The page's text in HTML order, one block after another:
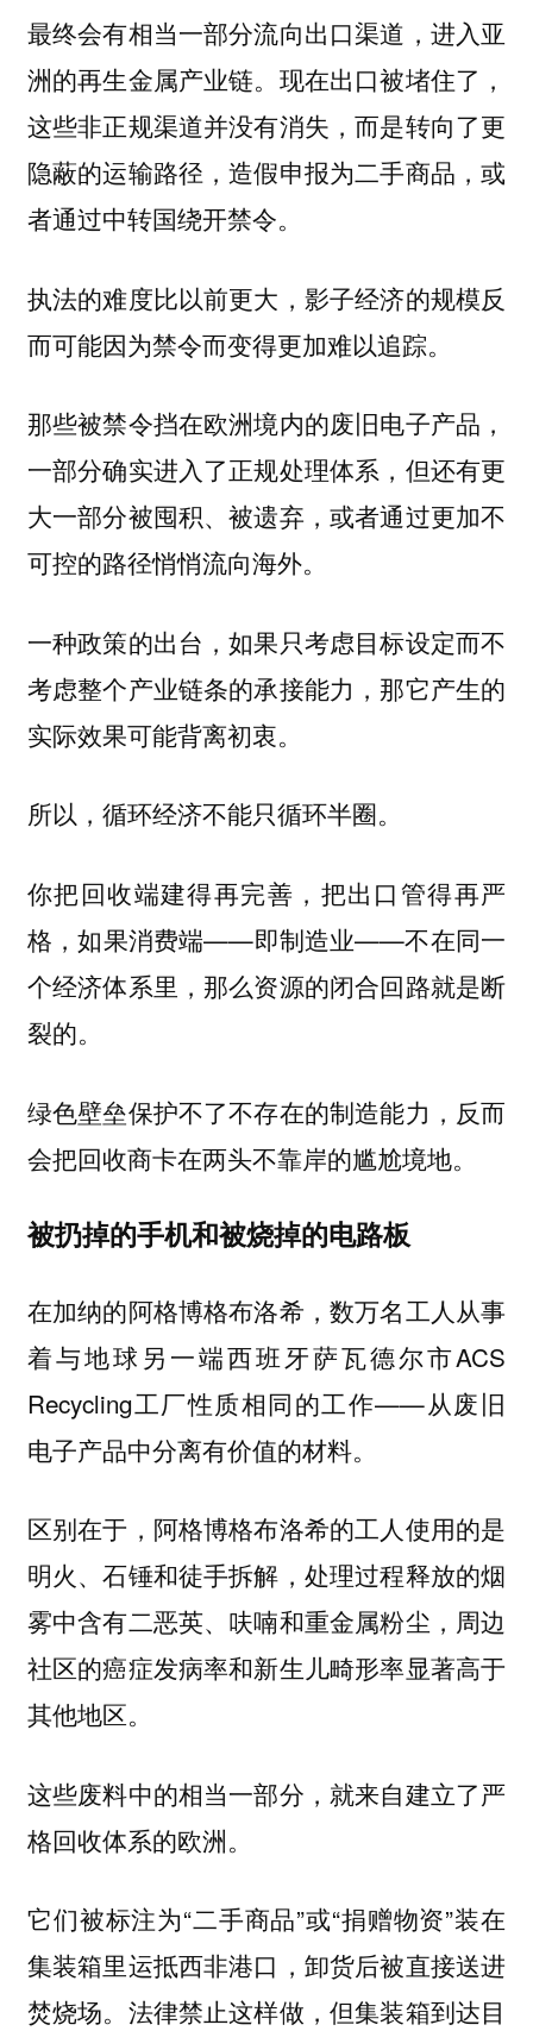
最终会有相当一部分流向出口渠道，进入亚
洲的再生金属产业链。现在出口被堵住了，
这些非正规渠道并没有消失，而是转向了更
隐蔽的运输路径，造假申报为二手商品，或
者通过中转国绕开禁令。
执法的难度比以前更大，影子经济的规模反
而可能因为禁令而变得更加难以追踪。
那些被禁令挡在欧洲境内的废旧电子产品，
一部分确实进入了正规处理体系，但还有更
大一部分被囤积、被遗弃，或者通过更加不
可控的路径悄悄流向海外。
一种政策的出台，如果只考虑目标设定而不
考虑整个产业链条的承接能力，那它产生的
实际效果可能背离初衷。
所以，循环经济不能只循环半圈。
你把回收端建得再完善，把出口管得再严
格，如果消费端——即制造业——不在同一
个经济体系里，那么资源的闭合回路就是断
裂的。
绿色壁垒保护不了不存在的制造能力，反而
会把回收商卡在两头不靠岸的尴尬境地。
被扔掉的手机和被烧掉的电路板
在加纳的阿格博格布洛希，数万名工人从事
着与地球另一端西班牙萨瓦德尔市ACS
Recycling工厂性质相同的工作——从废旧
电子产品中分离有价值的材料。
区别在于，阿格博格布洛希的工人使用的是
明火、石锤和徒手拆解，处理过程释放的烟
雾中含有二恶英、呋喃和重金属粉尘，周边
社区的癌症发病率和新生儿畸形率显著高于
其他地区。
这些废料中的相当一部分，就来自建立了严
格回收体系的欧洲。
它们被标注为“二手商品”或“捐赠物资”装在
集装箱里运抵西非港口，卸货后被直接送进
焚烧场。法律禁止这样做，但集装箱到达目